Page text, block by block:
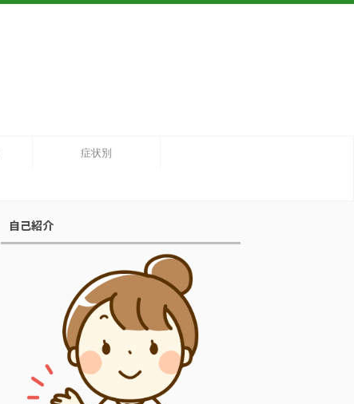
症状別
自己紹介